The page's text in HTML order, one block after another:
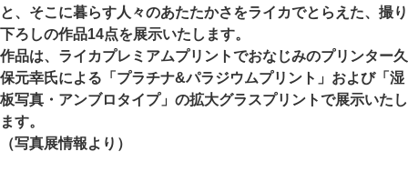
と、そこに暮らす人々のあたたかさをライカでとらえた、撮り
下ろしの作品14点を展示いたします。
作品は、ライカプレミアムプリントでおなじみのプリンター久
保元幸氏による「プラチナ&パラジウムプリント」および「湿
板写真・アンブロタイプ」の拡大グラスプリントで展示いたし
ます。
（写真展情報より）